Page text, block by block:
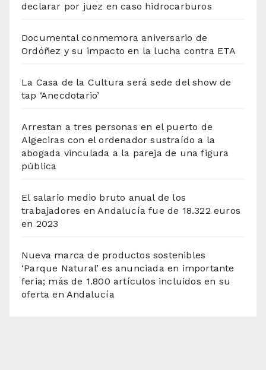
declarar por juez en caso hidrocarburos
Documental conmemora aniversario de
Ordóñez y su impacto en la lucha contra ETA
La Casa de la Cultura será sede del show de
tap ‘Anecdotario’
Arrestan a tres personas en el puerto de
Algeciras con el ordenador sustraído a la
abogada vinculada a la pareja de una figura
pública
El salario medio bruto anual de los
trabajadores en Andalucía fue de 18.322 euros
en 2023
Nueva marca de productos sostenibles
‘Parque Natural’ es anunciada en importante
feria; más de 1.800 artículos incluidos en su
oferta en Andalucía